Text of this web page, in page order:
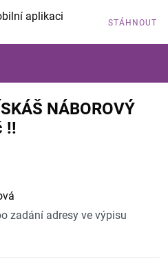
aplikaci STÁHNOUT
NÁBOROVÝ
!!
zadání adresy ve výpisu